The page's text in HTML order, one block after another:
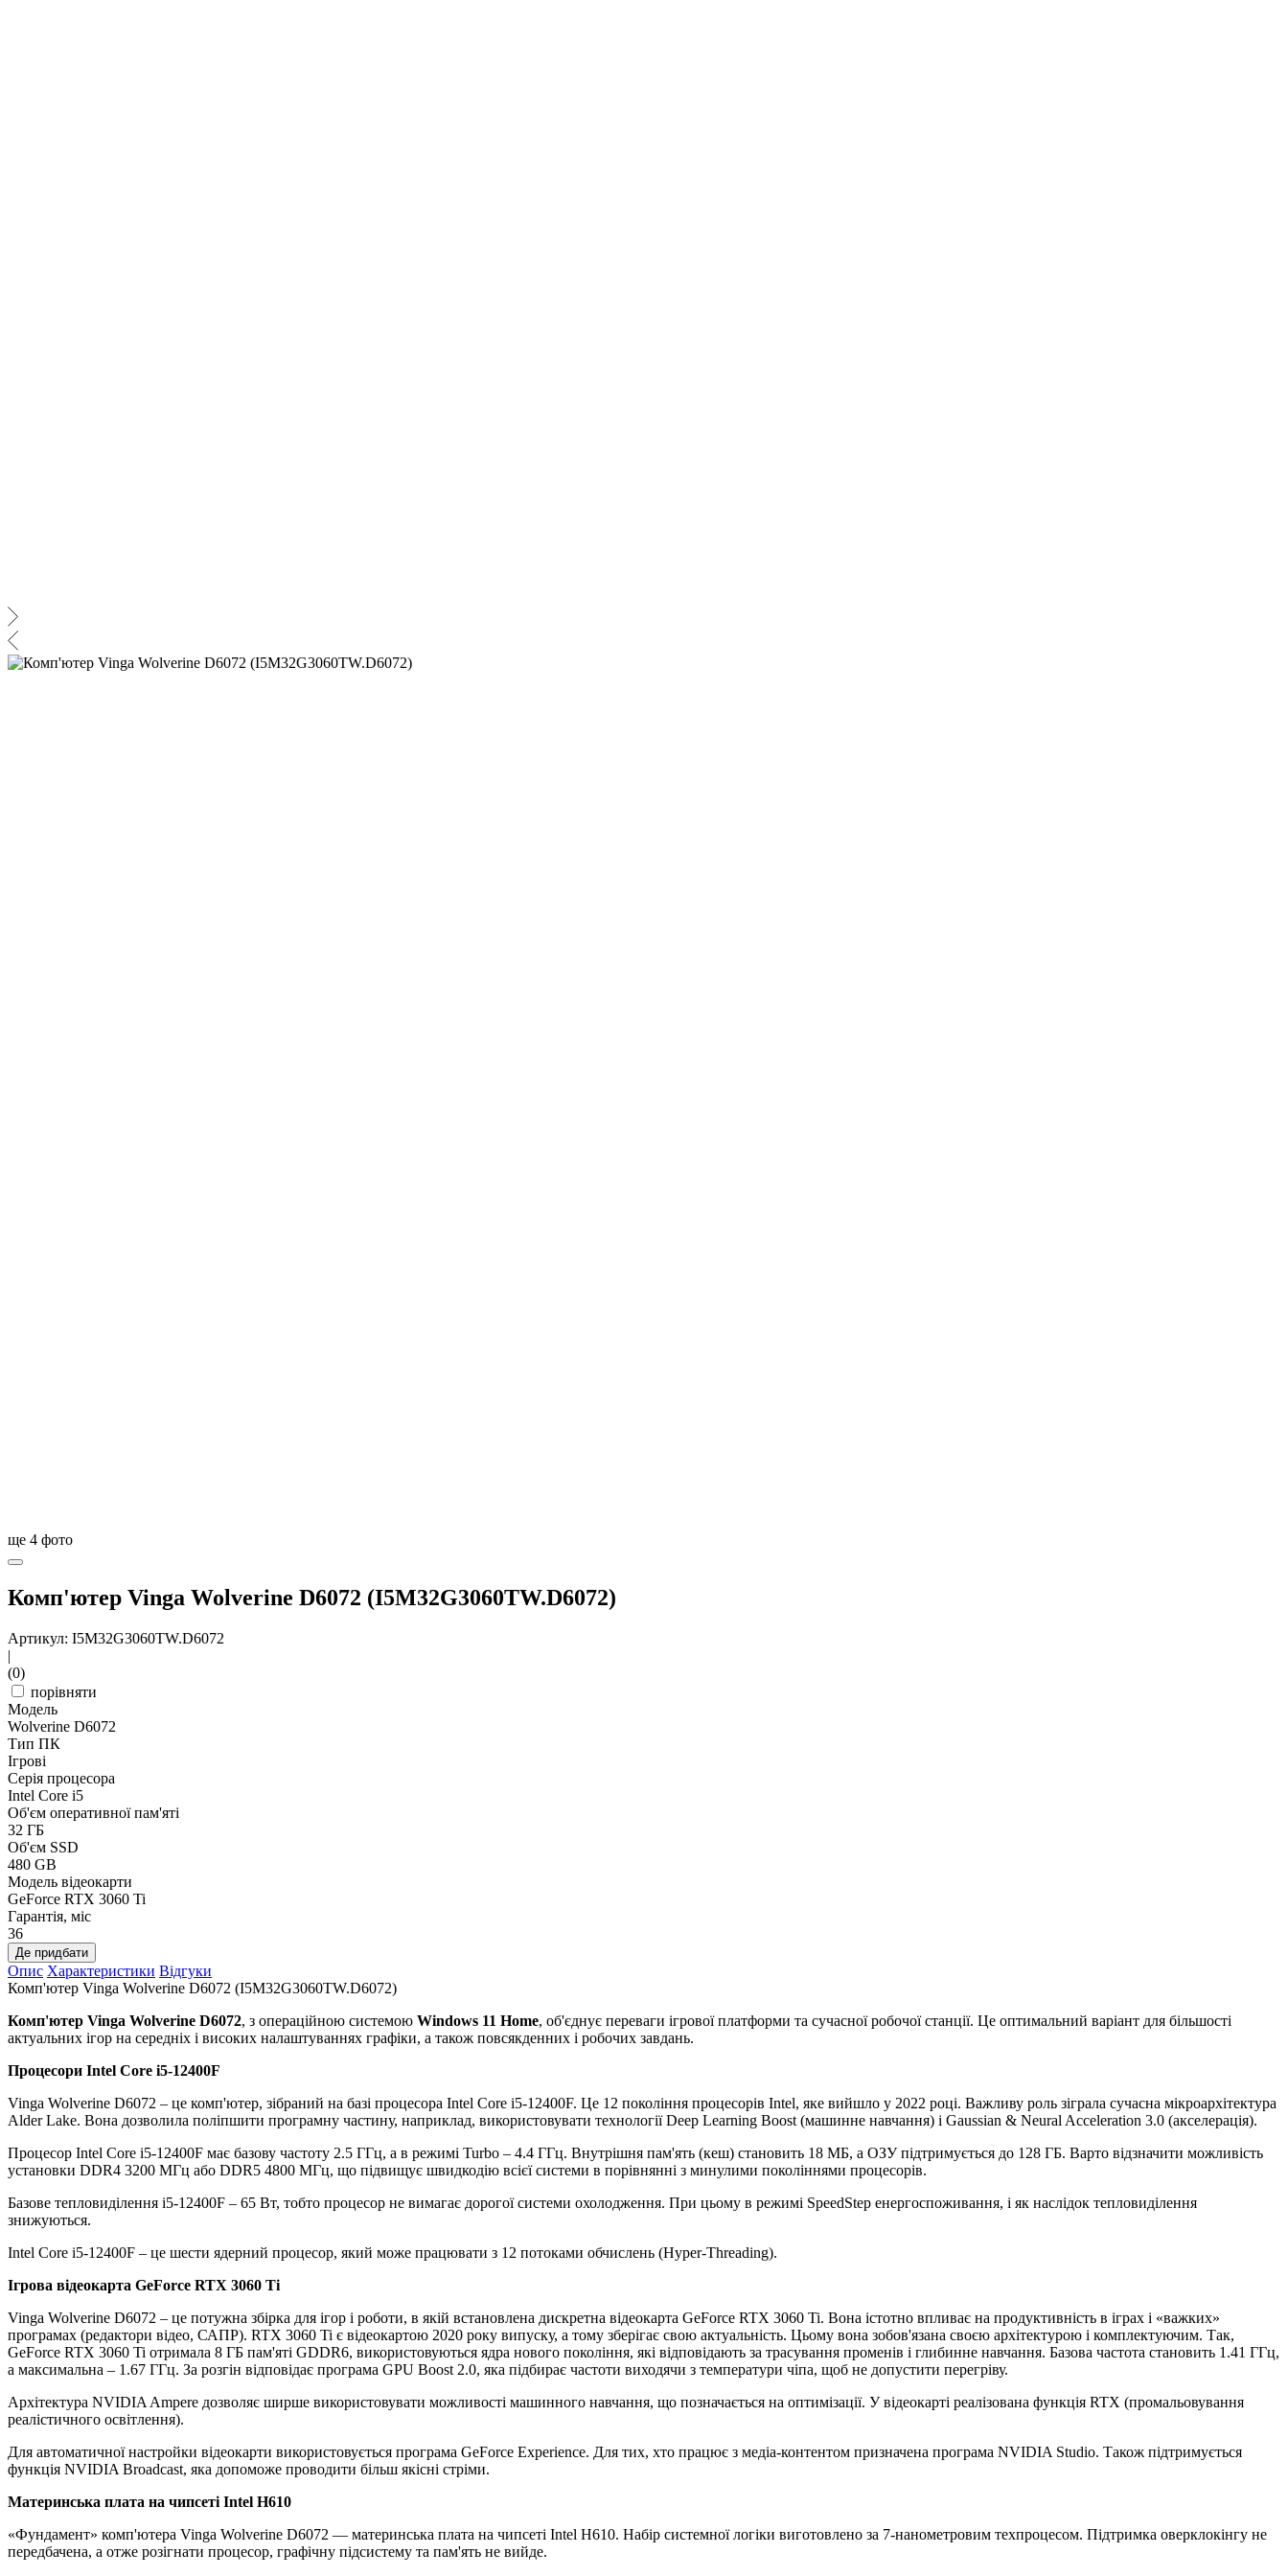
ще 4 фото
Комп'ютер Vinga Wolverine D6072 (I5M32G3060TW.D6072)
Артикул: I5M32G3060TW.D6072
|
(0)
порівняти
Модель
Wolverine D6072
Тип ПК
Ігрові
Серія процесора
Intel Core i5
Об'єм оперативної пам'яті
32 ГБ
Об'єм SSD
480 GB
Модель відеокарти
GeForce RTX 3060 Ti
Гарантія, міс
36
Де придбати
Опис Характеристики Відгуки
Комп'ютер Vinga Wolverine D6072 (I5M32G3060TW.D6072)
Комп'ютер Vinga Wolverine D6072, з операційною системою Windows 11 Home, об'єднує переваги ігрової платформи та сучасної робочої станції. Це оптимальний варіант для більшості
актуальних ігор на середніх і високих налаштуваннях графіки, а також повсякденних і робочих завдань.
Процесори Intel Core i5-12400F
Vinga Wolverine D6072 – це комп'ютер, зібраний на базі процесора Intel Core i5-12400F. Це 12 покоління процесорів Intel, яке вийшло у 2022 році. Важливу роль зіграла сучасна мікроархітектура
Alder Lake. Вона дозволила поліпшити програмну частину, наприклад, використовувати технології Deep Learning Boost (машинне навчання) і Gaussian & Neural Acceleration 3.0 (акселерація).
Процесор Intel Core i5-12400F має базову частоту 2.5 ГГц, а в режимі Turbo – 4.4 ГГц. Внутрішня пам'ять (кеш) становить 18 МБ, а ОЗУ підтримується до 128 ГБ. Варто відзначити можливість
установки DDR4 3200 МГц або DDR5 4800 МГц, що підвищує швидкодію всієї системи в порівнянні з минулими поколіннями процесорів.
Базове тепловиділення i5-12400F – 65 Вт, тобто процесор не вимагає дорогої системи охолодження. При цьому в режимі SpeedStep енергоспоживання, і як наслідок тепловиділення
знижуються.
Intel Core i5-12400F – це шести ядерний процесор, який може працювати з 12 потоками обчислень (Hyper-Threading).
Ігрова відеокарта GeForce RTX 3060 Ti
Vinga Wolverine D6072 – це потужна збірка для ігор і роботи, в якій встановлена дискретна відеокарта GeForce RTX 3060 Ti. Вона істотно впливає на продуктивність в іграх і «важких»
програмах (редактори відео, САПР). RTX 3060 Ti є відеокартою 2020 року випуску, а тому зберігає свою актуальність. Цьому вона зобов'язана своєю архітектурою і комплектуючим. Так,
GeForce RTX 3060 Ti отримала 8 ГБ пам'яті GDDR6, використовуються ядра нового покоління, які відповідають за трасування променів і глибинне навчання. Базова частота становить 1.41 ГГц,
а максимальна – 1.67 ГГц. За розгін відповідає програма GPU Boost 2.0, яка підбирає частоти виходячи з температури чіпа, щоб не допустити перегріву.
Архітектура NVIDIA Ampere дозволяє ширше використовувати можливості машинного навчання, що позначається на оптимізації. У відеокарті реалізована функція RTX (промальовування
реалістичного освітлення).
Для автоматичної настройки відеокарти використовується програма GeForce Experience. Для тих, хто працює з медіа-контентом призначена програма NVIDIA Studio. Також підтримується
функція NVIDIA Broadcast, яка допоможе проводити більш якісні стріми.
Материнська плата на чипсеті Intel H610
«Фундамент» комп'ютера Vinga Wolverine D6072 — материнська плата на чипсеті Intel H610. Набір системної логіки виготовлено за 7-нанометровим техпроцесом. Підтримка оверклокінгу не
передбачена, а отже розігнати процесор, графічну підсистему та пам'ять не вийде.